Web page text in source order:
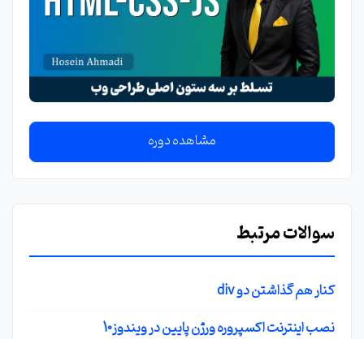
مشاهده دوره
سوالات مرتبط
کنار هم گذاشتن دو div
نصب اینترنت اکسپروره ورژن پایین در ویندوز10